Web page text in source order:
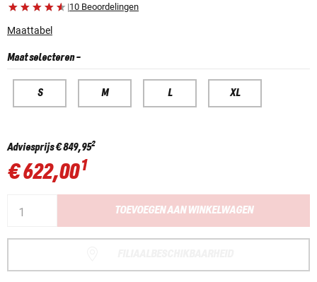
|10 Beoordelingen
Maattabel
Maat selecteren-
S M L XL
Adviesprijs€ 849,952
€ 622,001
TOEVOEGEN AAN WINKELWAGEN